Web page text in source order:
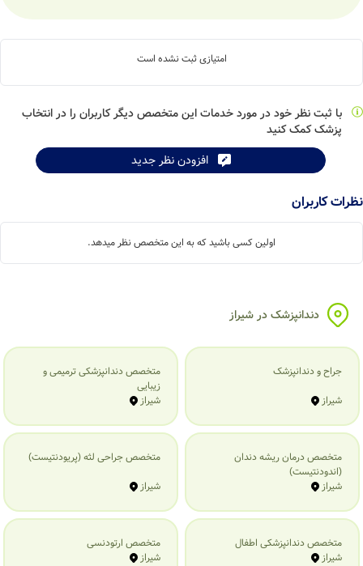
امتیازی ثبت نشده است
با ثبت نظر خود در مورد خدمات این متخصص دیگر کاربران را در انتخاب
پزشک کمک کنید
افزودن نظر جدید
نظرات کاربران
اولین کسی باشید که به این متخصص نظر میدهد.
دندانپزشک در شیراز
جراح و دندانپزشک
شیراز
متخصص دندانپزشکی ترمیمی و
زیبایی
شیراز
متخصص درمان ریشه دندان
(اندودنتیست)
شیراز
متخصص جراحی لثه (پریودنتیست)
شیراز
متخصص دندانپزشکی اطفال
شیراز
متخصص ارتودنسی
شیراز